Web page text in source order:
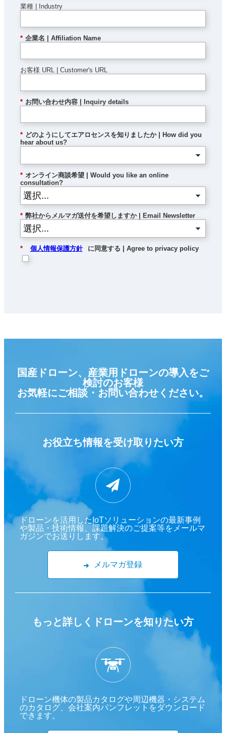
業種 | Industry
* 企業名 | Affiliation Name
お客様 URL | Customer's URL
* お問い合わせ内容 | Inquiry details
* どのようにしてエアロセンスを知りましたか | How did you
hear about us?
* オンライン商談希望 | Would you like an online
consultation?
* 弊社からメルマガ送付を希望しますか | Email Newsletter
* 個人情報保護方針 に同意する | Agree to privacy policy
国産ドローン、産業用ドローンの導入をご
検討のお客様
お気軽にご相談・お問い合わせください。
お役立ち情報を受け取りたい方
ドローンを活用したIoTソリューションの最新事例
や製品・技術情報、課題解決のご提案等をメールマ
ガジンでお送りします。
メルマガ登録
もっと詳しくドローンを知りたい方
ドローン機体の製品カタログや周辺機器・システム
のカタログ、会社案内パンフレットをダウンロード
できます。